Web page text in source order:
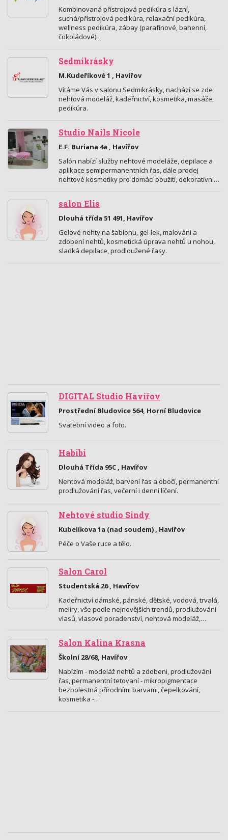
Kombinovaná přístrojová pedikúra s lázní,
suchá/přístrojová pedikúra, relaxační pedikúra,
wellness pedikúra, zábay (parafínové, bahenní,
čokoládové)…
Sedmikrásky
M.Kudeříkové 1 , Havířov
Vítáme Vás v salonu Sedmikrásky, nachází se zde
nehtová modeláž, kadeřnictví, kosmetika, masáže,
pedikúra.
Studio Nails Nicole
E.F. Buriana 4a , Havířov
Salón nabízí služby nehtové modeláže, depilace a
aplikace semipermanentních řas, dále prodej
nehtové kosmetiky pro domácí použití, dekorativní…
salon Elis
Dlouhá třída 51 491, Havířov
Gelové nehty na šablonu, gel-lek, malování a
zdobení nehtů, kosmetická úprava nehtů u nohou,
sladká depilace, prodloužené řasy.
DIGITAL Studio Havířov
Prostřední Bludovice 564, Horní Bludovice
Svatební video a foto.
Habibi
Dlouhá Třída 95C , Havířov
Nehtová modeláž, barvení řas a obočí, permanentní
prodlužování řas, večerní i denní líčení.
Nehtové studio Sindy
Kubelíkova 1a (nad soudem) , Havířov
Péče o Vaše ruce a tělo.
Salon Carol
Studentská 26 , Havířov
Kadeřnictví dámské, pánské, dětské, vodová, trvalá,
melíry, vše podle nejnovějších trendů, prodlužování
vlasů, vlasové poradenství, nehtová modeláž,…
Salon Kalina Krasna
Školní 28/68, Havířov
Nabízím - modeláž nehtů a zdobeni, prodlužování
řas, permanentní tetovaní - mikropigmentace
bezbolestná přírodními barvami, čepelkování,
kosmetika -…